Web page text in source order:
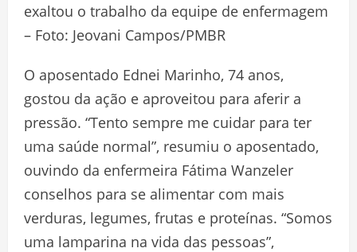
exaltou o trabalho da equipe de enfermagem
– Foto: Jeovani Campos/PMBR
O aposentado Ednei Marinho, 74 anos,
gostou da ação e aproveitou para aferir a
pressão. “Tento sempre me cuidar para ter
uma saúde normal”, resumiu o aposentado,
ouvindo da enfermeira Fátima Wanzeler
conselhos para se alimentar com mais
verduras, legumes, frutas e proteínas. “Somos
uma lamparina na vida das pessoas”,